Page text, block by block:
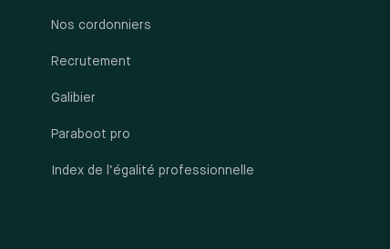
Nos cordonniers
Recrutement
Galibier
Paraboot pro
Index de l’égalité professionnelle